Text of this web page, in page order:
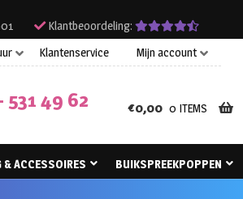
Klantbeoordeling:
Klantenservice Mijn account
531 49 62 €0,00 0 ITEMS
& ACCESSOIRES
BUIKSPREEKPOPPEN